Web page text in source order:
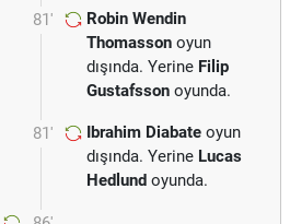
81'
Robin Wendin
Thomasson oyun
dışında. Yerine Filip
Gustafsson oyunda.
81' Ibrahim Diabate oyun
dışında. Yerine Lucas
Hedlund oyunda.